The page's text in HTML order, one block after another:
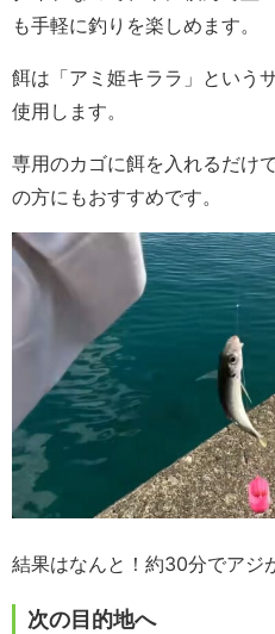
も手軽に釣りを楽しめます。
餌は「アミ姫キララ」という
使用します。
専用のカゴに餌を入れるだけ
の方にもおすすめです。
結果はなんと！約30分でアジ
次の目的地へ